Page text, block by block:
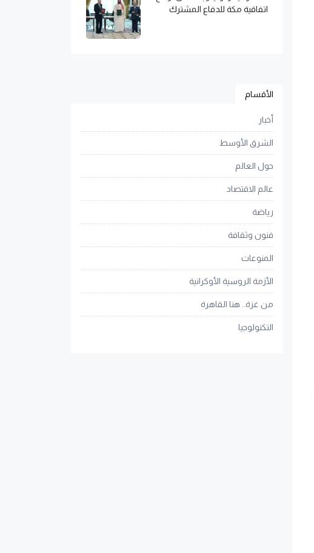
اتفاقية مكة للدفاع المشترك
الأقسام
أخبار
الشرق الأوسط
حول العالم
عالم الاقتصاد
رياضة
فنون وثقافة
المنوعات
الأزمة الروسية الأوكرانية
من غزة.. هنا القاهرة
التكنولوجيا